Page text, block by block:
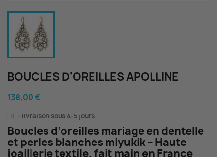
BOUCLES D'OREILLES APOLLINE
138,00 €
HT livraison sous 4-5 jours
Boucles d’oreilles mariage en dentelle
et perles blanches miyukik – Haute
joaillerie textile, fait main en France